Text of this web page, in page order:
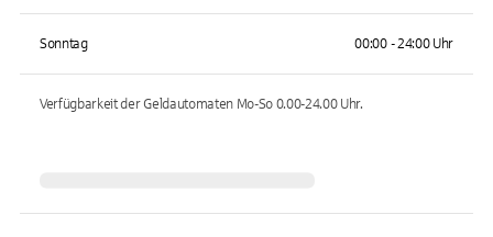
Sonntag 00:00 - 24:00 Uhr
Verfügbarkeit der Geldautomaten Mo-So 0.00-24.00Uhr.